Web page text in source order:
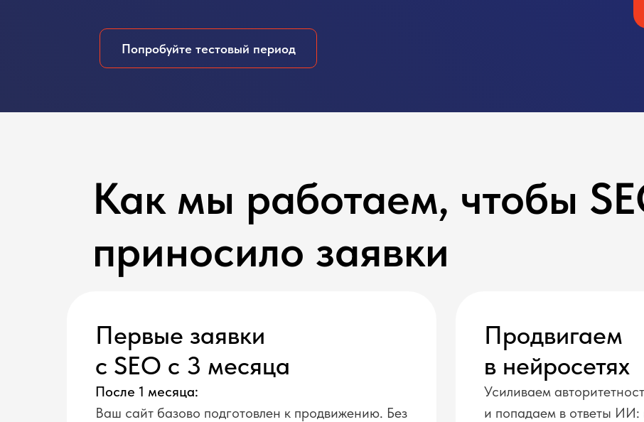
Попробуйте тестовый период
Продвигаем
в нейросетях
Усиливаем
и попадаем в ответы ИИ:
Первые заявки
с SEO с 3 месяца
После 1 месяца:
Ваш сайт базово подготовлен к продвижению. Без
Как мы работаем, чтобы
приносило заявки